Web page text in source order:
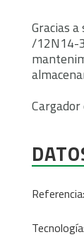
Gracias
/12N14-
Referencia:
Tecnología: